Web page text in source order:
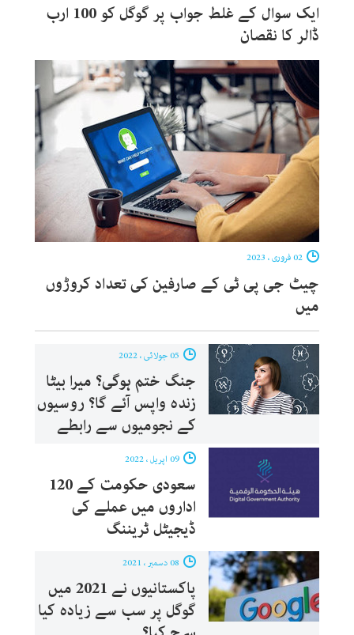
ایک سوال کے غلط جواب پر گوگل کو 100 ارب
ڈالر کا نقصان
چیٹ جی پی ٹی کے صارفین کی تعداد کروڑوں
میں
جنگ ختم ہوگی؟ میرا بیٹا
زندہ واپس آئے گا؟ روسیوں
کے نجومیوں سے رابطے
سعودی حکومت کے 120
اداروں میں عملے کی
ڈیجیٹل ٹریننگ
پاکستانیوں نے 2021 میں
گوگل پر سب سے زیادہ کیا